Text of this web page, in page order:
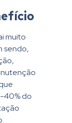
muito
sendo,
40% do